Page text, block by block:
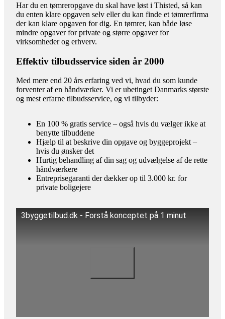
Har du en tømreropgave du skal have løst i Thisted, så kan
du enten klare opgaven selv eller du kan finde et tømrerfirma
der kan klare opgaven for dig. En tømrer, kan både løse
mindre opgaver for private og større opgaver for
virksomheder og erhverv.
Effektiv tilbudsservice siden år 2000
Med mere end 20 års erfaring ved vi, hvad du som kunde
forventer af en håndværker. Vi er ubetinget Danmarks største
og mest erfarne tilbudsservice, og vi tilbyder:
En 100 % gratis service – også hvis du vælger ikke at
benytte tilbuddene
Hjælp til at beskrive din opgave og byggeprojekt –
hvis du ønsker det
Hurtig behandling af din sag og udvælgelse af de rette
håndværkere
Entreprisegaranti der dækker op til 3.000 kr. for
private boligejere
3byggetilbud.dk - Forstå konceptet på 1 minut